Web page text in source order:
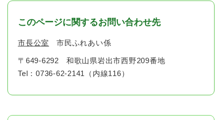
このページに関するお問い合わせ先
市長公室 市民ふれあい係
〒649-6292
和歌山県岩出市西野209番地
Tel：0736-62-2141（内線116）